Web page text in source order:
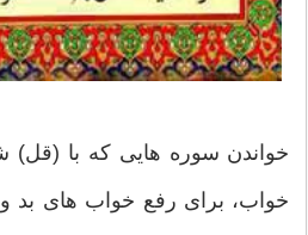
خواندن سوره هایی که با
خواب، برای رفع خواب های بد